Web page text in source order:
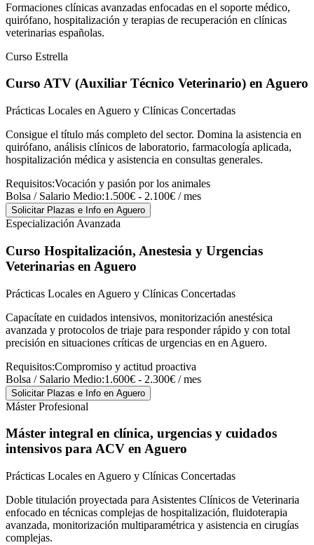
Formaciones clínicas avanzadas enfocadas en el soporte médico,
quirófano, hospitalización y terapias de recuperación en clínicas
veterinarias españolas.
Curso Estrella
Curso ATV (Auxiliar Técnico Veterinario) en Aguero
Prácticas Locales en Aguero y Clínicas Concertadas
Consigue el título más completo del sector. Domina la asistencia en
quirófano, análisis clínicos de laboratorio, farmacología aplicada,
hospitalización médica y asistencia en consultas generales.
Requisitos:Vocación y pasión por los animales
Bolsa / Salario Medio:1.500€ - 2.100€ / mes
Solicitar Plazas e Info en Aguero
Especialización Avanzada
Curso Hospitalización, Anestesia y Urgencias
Veterinarias en Aguero
Prácticas Locales en Aguero y Clínicas Concertadas
Capacítate en cuidados intensivos, monitorización anestésica
avanzada y protocolos de triaje para responder rápido y con total
precisión en situaciones críticas de urgencias en en Aguero.
Requisitos:Compromiso y actitud proactiva
Bolsa / Salario Medio:1.600€ - 2.300€ / mes
Solicitar Plazas e Info en Aguero
Máster Profesional
Máster integral en clínica, urgencias y cuidados
intensivos para ACV en Aguero
Prácticas Locales en Aguero y Clínicas Concertadas
Doble titulación proyectada para Asistentes Clínicos de Veterinaria
enfocado en técnicas complejas de hospitalización, fluidoterapia
avanzada, monitorización multiparamétrica y asistencia en cirugías
complejas.